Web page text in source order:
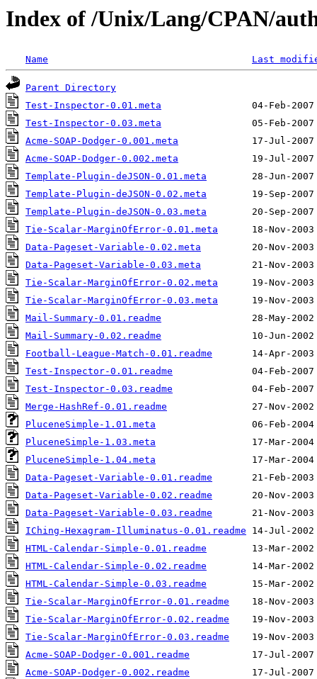
Index of /Unix/Lang/CPAN/
Name Last
Parent Directory
Test-Inspector-0.01.meta
Test-Inspector-0.03.meta
Acme-SOAP-Dodger-0.001.meta
Acme-SOAP-Dodger-0.002.meta
Template-Plugin-deJSON-0.01.meta
Template-Plugin-deJSON-0.02.meta
Template-Plugin-deJSON-0.03.meta
Tie-Scalar-MarginOfError-0.01.meta
Data-Pageset-Variable-0.02.meta
Data-Pageset-Variable-0.03.meta
Tie-Scalar-MarginOfError-0.02.meta
Tie-Scalar-MarginOfError-0.03.meta
Mail-Summary-0.01.readme
Mail-Summary-0.02.readme
Football-League-Match-0.01.readme
Test-Inspector-0.01.readme
Test-Inspector-0.03.readme
Merge-HashRef-0.01.readme
PluceneSimple-1.01.meta
PluceneSimple-1.03.meta
PluceneSimple-1.04.meta
Data-Pageset-Variable-0.01.readme
Data-Pageset-Variable-0.02.readme
Data-Pageset-Variable-0.03.readme
IChing-Hexagram-Illuminatus-0.01.readme
HTML-Calendar-Simple-0.01.readme
HTML-Calendar-Simple-0.02.readme
HTML-Calendar-Simple-0.03.readme
Tie-Scalar-MarginOfError-0.01.readme
Tie-Scalar-MarginOfError-0.02.readme
Tie-Scalar-MarginOfError-0.03.readme
Acme-SOAP-Dodger-0.001.readme
Acme-SOAP-Dodger-0.002.readme